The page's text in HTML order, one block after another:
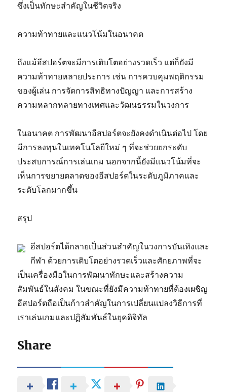
ซึ่งเป็นทักษะสำคัญในชีวิตจริง
ความท้าทายและแนวโน้มในอนาคต
ถึงแม้อีสปอร์ตจะมีการเติบโตอย่างรวดเร็ว แต่ก็ยังมี
ความท้าทายหลายประการ เช่น การควบคุมพฤติกรรม
ของผู้เล่น การจัดการสิทธิทางปัญญา และการสร้าง
ความหลากหลายทางเพศและวัฒนธรรมในวงการ
ในอนาคต การพัฒนาอีสปอร์ตจะยังคงดำเนินต่อไป โดย
มีการลงทุนในเทคโนโลยีใหม่ ๆ ที่จะช่วยยกระดับ
ประสบการณ์การเล่นเกม นอกจากนี้ยังมีแนวโน้มที่จะ
เห็นการขยายตลาดของอีสปอร์ตในระดับภูมิภาคและ
ระดับโลกมากขึ้น
สรุป
อีสปอร์ตได้กลายเป็นส่วนสำคัญในวงการบันเทิงและ
กีฬา ด้วยการเติบโตอย่างรวดเร็วและศักยภาพที่จะ
เป็นเครื่องมือในการพัฒนาทักษะและสร้างความ
สัมพันธ์ในสังคม ในขณะที่ยังมีความท้าทายที่ต้องเผชิญ
อีสปอร์ตถือเป็นก้าวสำคัญในการเปลี่ยนแปลงวิธีการที่
เราเล่นเกมและปฏิสัมพันธ์ในยุคดิจิทัล
Share